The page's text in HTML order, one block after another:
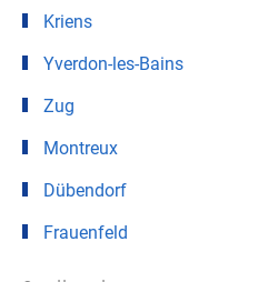
Kriens
Yverdon-les-Bains
Zug
Montreux
Dübendorf
Frauenfeld